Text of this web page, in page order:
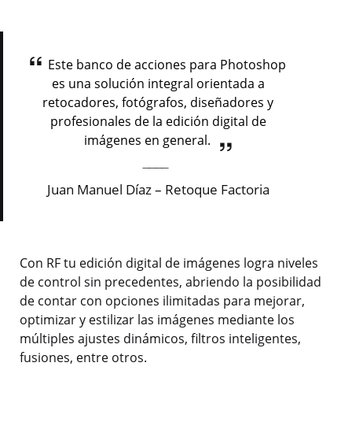
Este banco de acciones para Photoshop
es una solución integral orientada a
retocadores, fotógrafos, diseñadores y
profesionales de la edición digital de
imágenes en general.
Juan Manuel Díaz – Retoque Factoria
Con RF tu edición digital de imágenes logra niveles
de control sin precedentes, abriendo la posibilidad
de contar con opciones ilimitadas para mejorar,
optimizar y estilizar las imágenes mediante los
múltiples ajustes dinámicos, filtros inteligentes,
fusiones, entre otros.